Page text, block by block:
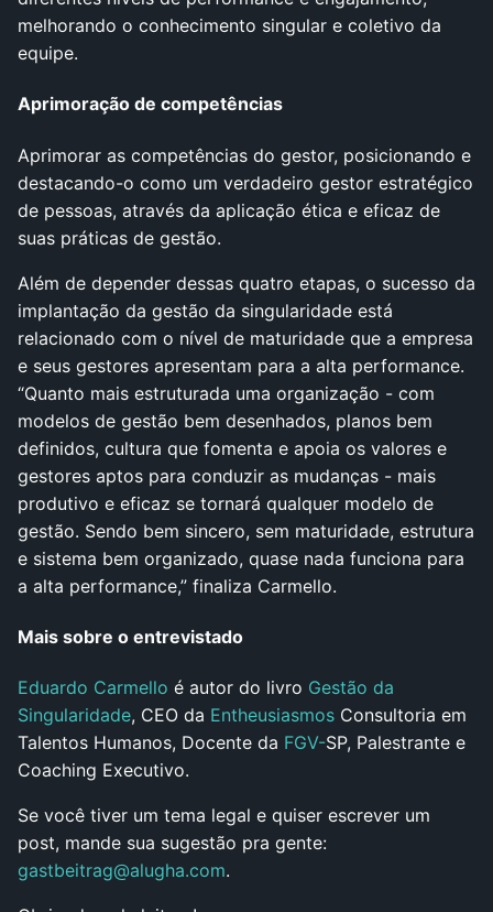
melhorando o conhecimento singular e coletivo da
equipe.
Aprimoração de competências
Aprimorar as competências do gestor, posicionando e
destacando-o como um verdadeiro gestor estratégico
de pessoas, através da aplicação ética e eficaz de
suas práticas de gestão.
Além de depender dessas quatro etapas, o sucesso da
implantação da gestão da singularidade está
relacionado com o nível de maturidade que a empresa
e seus gestores apresentam para a alta performance.
“Quanto mais estruturada uma organização - com
modelos de gestão bem desenhados, planos bem
definidos, cultura que fomenta e apoia os valores e
gestores aptos para conduzir as mudanças - mais
produtivo e eficaz se tornará qualquer modelo de
gestão. Sendo bem sincero, sem maturidade, estrutura
e sistema bem organizado, quase nada funciona para
a alta performance,” finaliza Carmello.
Mais sobre o entrevistado
Eduardo Carmello é autor do livro Gestão da
Singularidade, CEO da Entheusiasmos Consultoria em
Talentos Humanos, Docente da FGV-SP, Palestrante e
Coaching Executivo.
Se você tiver um tema legal e quiser escrever um
post, mande sua sugestão pra gente:
gastbeitrag@alugha.com.